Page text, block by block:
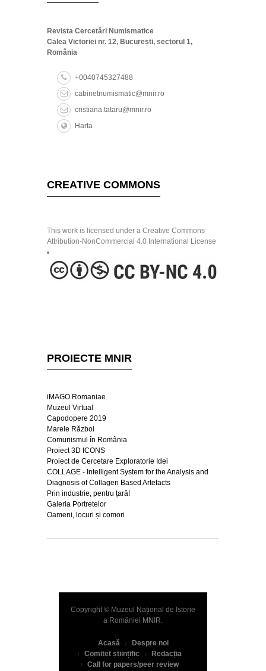
Revista Cercetări Numismatice
Calea Victoriei nr. 12, București, sectorul 1,
România
+0040745327488
cabinetnumismatic@mnir.ro
cristiana.tataru@mnir.ro
Harta
CREATIVE COMMONS
This work is licensed under a Creative Commons
Attribution-NonCommercial 4.0 International License
PROIECTE MNIR
iMAGO Romaniae
Muzeul Virtual
Capodopere 2019
Marele Război
Comunismul în România
Proiect 3D ICONS
Proiect de Cercetare Exploratorie Idei
COLLAGE - Intelligent System for the Analysis and
Diagnosis of Collagen Based Artefacts
Prin industrie, pentru țară!
Galeria Portretelor
Oameni, locuri și comori
Copyright © Muzeul Național de Istorie
a României MNIR.
Acasă
Despre noi
Comitet științific
Redacția
Call for papers/peer review